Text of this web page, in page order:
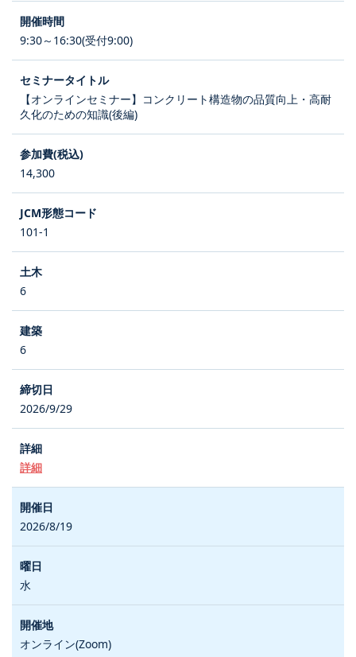
9:30～16:30(受付9:00)
【オンラインセミナー】コンクリート構造物の品質向上・高耐
久化のための知識(後編)
14,300
101-1
6
6
2026/9/29
詳細
2026/8/19
水
オンライン(Zoom)